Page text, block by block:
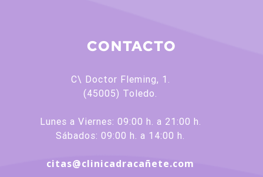
CONTACTO
C\ Doctor Fleming, 1.
(45005) Toledo.
Lunes a Viernes: 09:00 h. a 21:00 h.
Sábados: 09:00 h. a 14:00 h.
citas@clinicadracañete.com